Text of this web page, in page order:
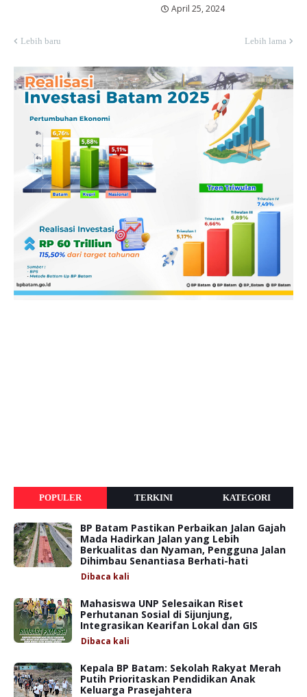
April 25, 2024
Lebih baru Lebih lama
POPULER TERKINI KATEGORI
BP Batam Pastikan Perbaikan Jalan Gajah
Mada Hadirkan Jalan yang Lebih
Berkualitas dan Nyaman, Pengguna Jalan
Dihimbau Senantiasa Berhati-hati
Dibaca kali
Mahasiswa UNP Selesaikan Riset
Perhutanan Sosial di Sijunjung,
Integrasikan Kearifan Lokal dan GIS
Dibaca kali
Kepala BP Batam: Sekolah Rakyat Merah
Putih Prioritaskan Pendidikan Anak
Keluarga Prasejahtera